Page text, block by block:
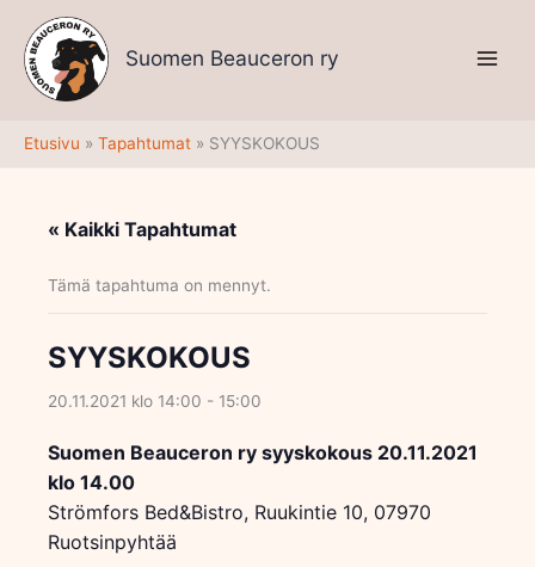
sisältöön
Suomen Beauceron ry
Etusivu Tapahtumat SYYSKOKOUS
« Kaikki Tapahtumat
Tämä tapahtuma on mennyt.
SYYSKOKOUS
20.11.2021 klo 14:00 - 15:00
Suomen Beauceron ry syyskokous 20.11.2021
klo 14.00
Strömfors Bed&Bistro, Ruukintie 10, 07970
Ruotsinpyhtää